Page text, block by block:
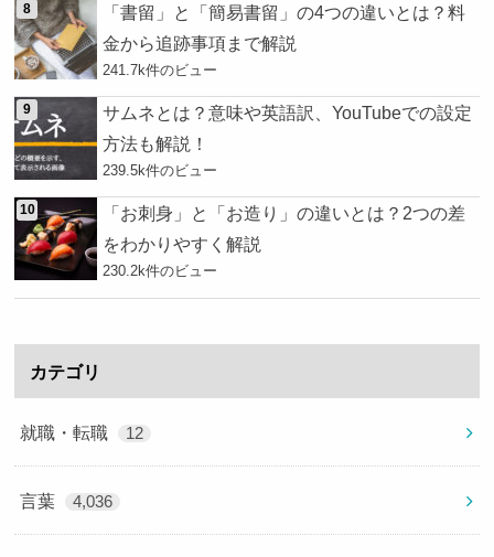
「書留」と「簡易書留」の4つの違いとは？料
金から追跡事項まで解説
241.7k件のビュー
サムネとは？意味や英語訳、YouTubeでの設定
方法も解説！
239.5k件のビュー
「お刺身」と「お造り」の違いとは？2つの差
をわかりやすく解説
230.2k件のビュー
カテゴリ
就職・転職 12
言葉 4,036